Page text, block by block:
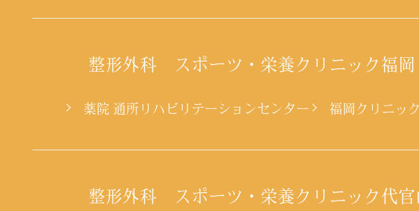
整形外科 スポーツ・栄養クリニック福岡
薬院 通所リハビリテーションセンター 福岡クリニッ
整形外科 スポーツ・栄養クリニック代官